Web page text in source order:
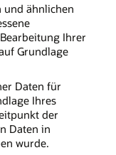
und ähnlichen
Ihrer
Grundlage
Daten für
Ihres
der
Daten in
wurde.